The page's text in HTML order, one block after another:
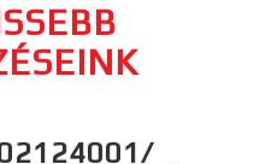
02124001/